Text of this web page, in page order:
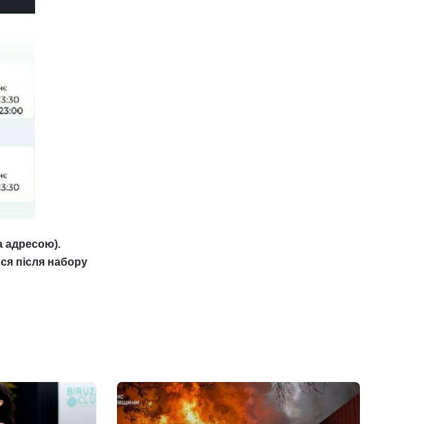
адресою).
після набору